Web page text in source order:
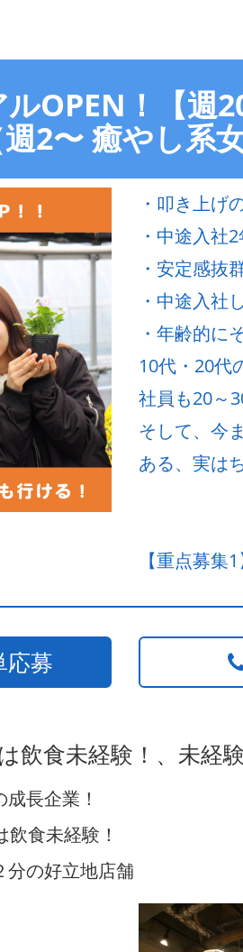
OPEN！【週
2〜 癒やし系
・叩き上げ
・中途入社
・安定感抜
・中途入社
・年齢的に
10代・20代
社員も20～
そして、今
ある、実は
【重点募集1
募
飲食未経験！、未経
長企業！
食未経験！
分の好立地店舗